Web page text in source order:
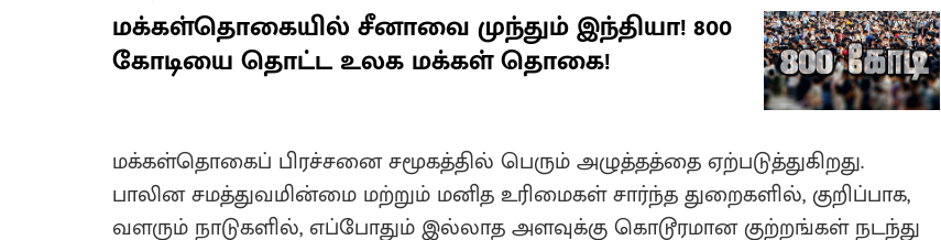
மக்கள்தொகையில் சீனாவை முந்தும் இந்தியா! 800
கோடியை தொட்ட உலக மக்கள் தொகை!
மக்கள்தொகைப் பிரச்சனை சமூகத்தில் பெரும் அழுத்தத்தை ஏற்படுத்துகிறது.
பாலின சமத்துவமின்மை மற்றும் மனித உரிமைகள் சார்ந்த துறைகளில், குறிப்பாக,
வளரும் நாடுகளில், எப்போதும் இல்லாத அளவுக்கு கொடூரமான குற்றங்கள் நடந்து